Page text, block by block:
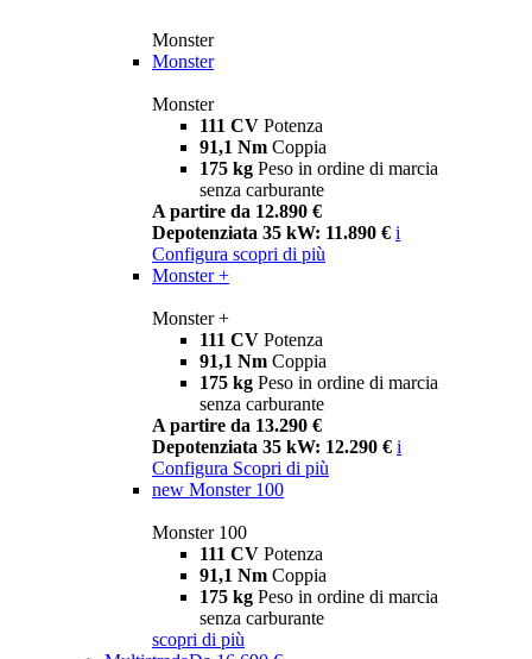
Monster
Monster
Monster
111 CV Potenza
91,1 Nm Coppia
175 kg Peso in ordine di marcia
senza carburante
A partire da 12.890 €
Depotenziata 35 kW: 11.890 € i
Configura scopri di più
Monster +
Monster +
111 CV Potenza
91,1 Nm Coppia
175 kg Peso in ordine di marcia
senza carburante
A partire da 13.290 €
Depotenziata 35 kW: 12.290 € i
Configura Scopri di più
new Monster 100
Monster 100
111 CV Potenza
91,1 Nm Coppia
175 kg Peso in ordine di marcia
senza carburante
scopri di più